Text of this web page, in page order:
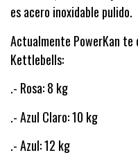
es acero inoxidable pulido.
Actualmente PowerKan
Kettlebells:
.- Rosa: 8 kg
.- Azul Claro: 10 kg
.- Azul: 12 kg